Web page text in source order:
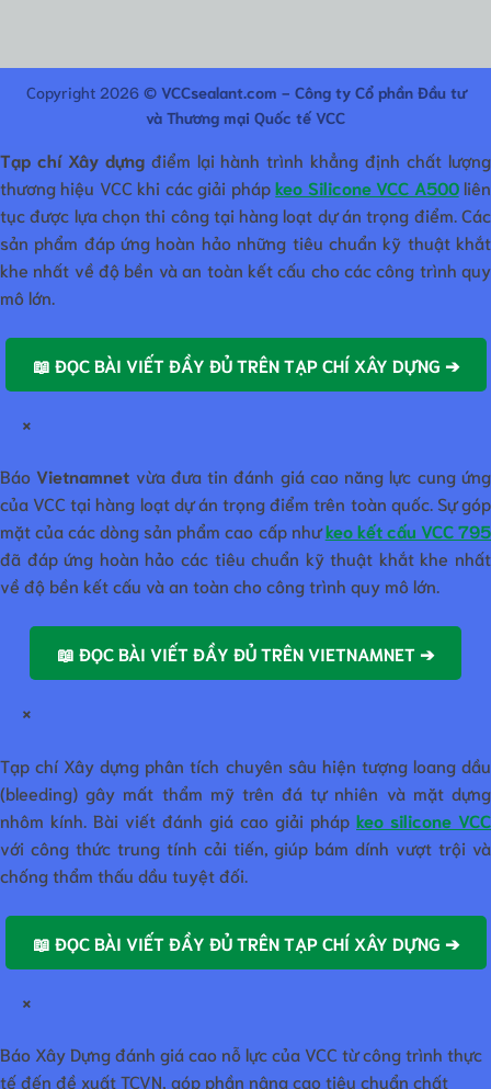
Copyright 2026 © VCCsealant.com - Công ty Cổ phần Đầu tư
và Thương mại Quốc tế VCC
Tạp chí Xây dựngđiểm lại hành trình khẳng định chất lượng
thương hiệu VCC khi các giải phápkeo Silicone VCC A500liên
tục được lựa chọn thi công tại hàng loạt dự án trọng điểm. Các
sản phẩm đáp ứng hoàn hảo những tiêu chuẩn kỹ thuật khắt
khe nhất về độ bền và an toàn kết cấu cho các công trình quy
mô lớn.
📖 ĐỌC BÀI VIẾT ĐẦY ĐỦ TRÊN TẠP CHÍ XÂY DỰNG ➔
×
BáoVietnamnet vừa đưa tin đánh giá cao năng lực cung ứng
của VCC tại hàng loạt dự án trọng điểm trên toàn quốc. Sự góp
mặt của các dòng sản phẩm cao cấp nhưkeo kết cấu VCC 795
đã đáp ứng hoàn hảo các tiêu chuẩn kỹ thuật khắt khe nhất
về độ bền kết cấu và an toàn cho công trình quy mô lớn.
📖 ĐỌC BÀI VIẾT ĐẦY ĐỦ TRÊN VIETNAMNET ➔
×
Tạp chí Xây dựng phân tích chuyên sâu hiện tượng loang dầu
(bleeding) gây mất thẩm mỹ trên đá tự nhiên và mặt dựng
nhôm kính. Bài viết đánh giá cao giải pháp keo silicone VCC
với công thức trung tính cải tiến, giúp bám dính vượt trội và
chống thẩm thấu dầu tuyệt đối.
📖 ĐỌC BÀI VIẾT ĐẦY ĐỦ TRÊN TẠP CHÍ XÂY DỰNG ➔
×
Báo Xây Dựng đánh giá cao nỗ lực của VCC từ công trình thực
tế đến đề xuất TCVN, góp phần nâng cao tiêu chuẩn chất